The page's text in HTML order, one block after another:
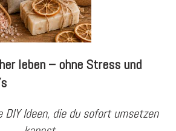
leben – ohne Stress und
DIY Ideen, die du sofort umsetzen